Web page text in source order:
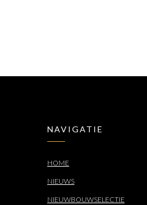
NAVIGATIE
HOME
NIEUWS
NIEUWBOUWSELECTIE